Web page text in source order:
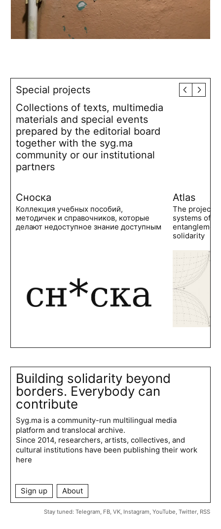
Special projects
Collections of texts, multimedia
materials and special events
prepared by the editorial board
together with the syg.ma
community or our institutional
partners
Сноска
Коллекция учебных пособий,
методичек и справочников, которые
делают недоступное знание доступным
Atlas
The project
systems of
solidarity
Building solidarity beyond
borders. Everybody can
contribute
Syg.ma is a community-run multilingual media
platform and translocal archive.
Since 2014, researchers, artists, collectives, and
cultural institutions have been publishing their work
here
Sign up About
Stay tuned: Telegram FB, VK, Instagram YouTube Twitter, RSS